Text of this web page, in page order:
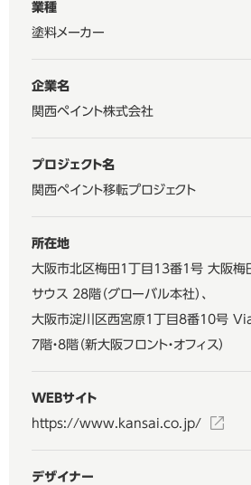
業種
塗料メーカー
企業名
関西ペイント株式会社
プロジェクト名
関西ペイント移転プロジェクト
所在地
大阪市北区梅田1丁目13番1号 大阪梅
サウス 28階（グローバル本社）、
大阪市淀川区西宮原1丁目8番10号
7階・8階（新大阪フロント・オフィス）
WEBサイト
https://www.kansai.co.jp/
デザイナー